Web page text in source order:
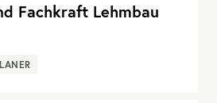
Fachkraft Lehmbau